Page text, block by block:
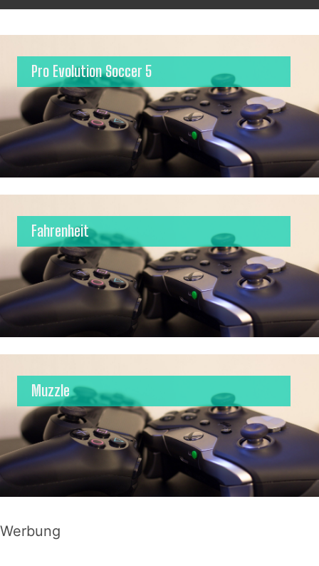
Pro Evolution Soccer 5
Fahrenheit
Muzzle
Werbung